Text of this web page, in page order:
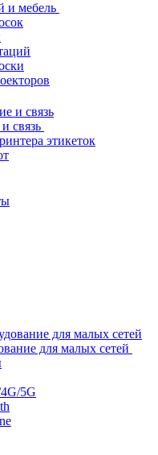
и мебель
связь
этикеток
для малых сетей
5G